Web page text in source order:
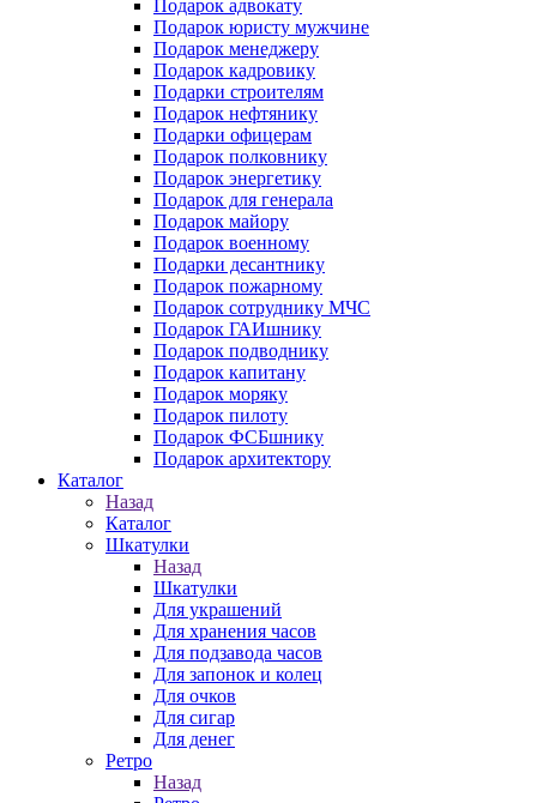
Подарок адвокату
Подарок юристу мужчине
Подарок менеджеру
Подарок кадровику
Подарки строителям
Подарок нефтянику
Подарки офицерам
Подарок полковнику
Подарок энергетику
Подарок для генерала
Подарок майору
Подарок военному
Подарки десантнику
Подарок пожарному
Подарок сотруднику МЧС
Подарок ГАИшнику
Подарок подводнику
Подарок капитану
Подарок моряку
Подарок пилоту
Подарок ФСБшнику
Подарок архитектору
Каталог
Назад
Каталог
Шкатулки
Назад
Шкатулки
Для украшений
Для хранения часов
Для подзавода часов
Для запонок и колец
Для очков
Для сигар
Для денег
Ретро
Назад